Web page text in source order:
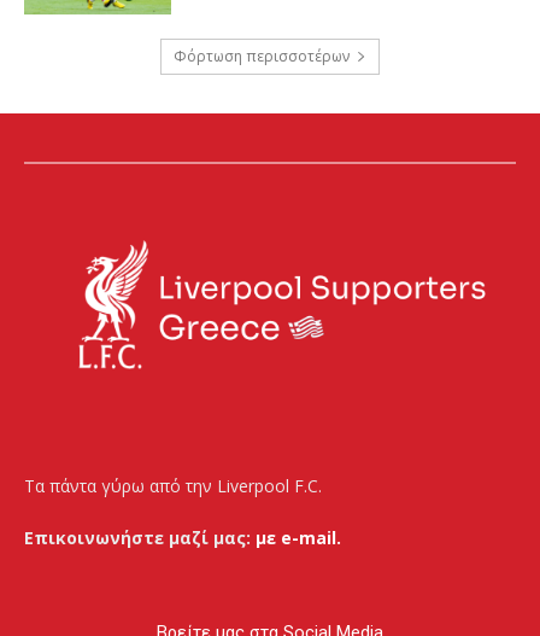
Φόρτωση περισσοτέρων
Τα πάντα γύρω από την Liverpool F.C.
Επικοινωνήστε μαζί μας: με e-mail.